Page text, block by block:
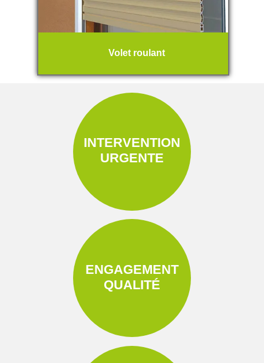
Volet roulant
INTERVENTION
URGENTE
ENGAGEMENT
QUALITÉ